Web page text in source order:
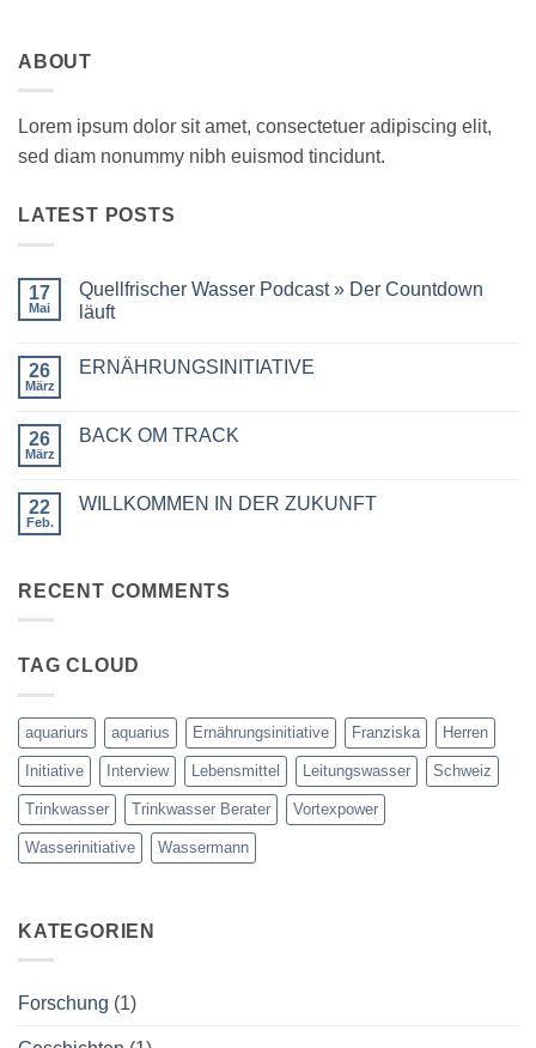
ABOUT
Lorem ipsum dolor sit amet, consectetuer adipiscing elit,
sed diam nonummy nibh euismod tincidunt.
LATEST POSTS
17
Mai
Quellfrischer Wasser Podcast » Der Countdown
läuft
zu
»
Der
26
März
ERNÄHRUNGSINITIATIVE
ERNÄHRUNGSINITIATIVE
26
März
BACK OM TRACK
BACK
22
Feb.
WILLKOMMEN IN DER ZUKUNFT
IN
RECENT COMMENTS
TAG CLOUD
aquariurs aquarius Ernährungsinitiative Franziska Herren
Initiative Interview Lebensmittel Leitungswasser Schweiz
Trinkwasser Trinkwasser Berater Vortexpower
Wasserinitiative Wassermann
KATEGORIEN
Forschung (1)